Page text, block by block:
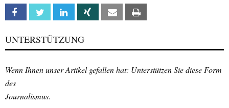
Facebook Twitter Linkedin Xing Email
UNTERSTÜTZUNG
Wenn Ihnen unser Artikel gefallen hat: Unterstützen Sie diese Form
des
Journalismus.